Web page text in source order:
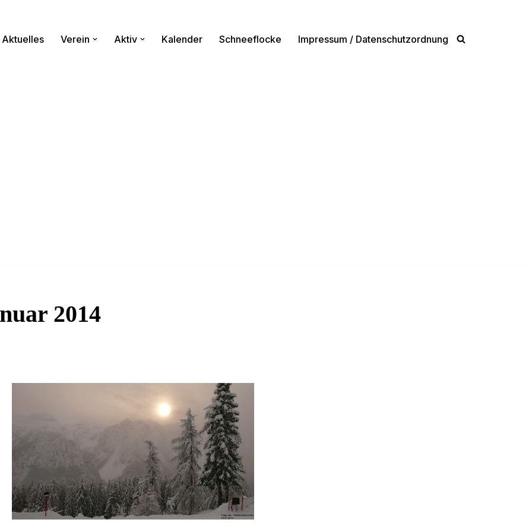
Aktuelles Verein Aktiv Kalender Schneeflocke Impressum / Datenschutzordnung
2014